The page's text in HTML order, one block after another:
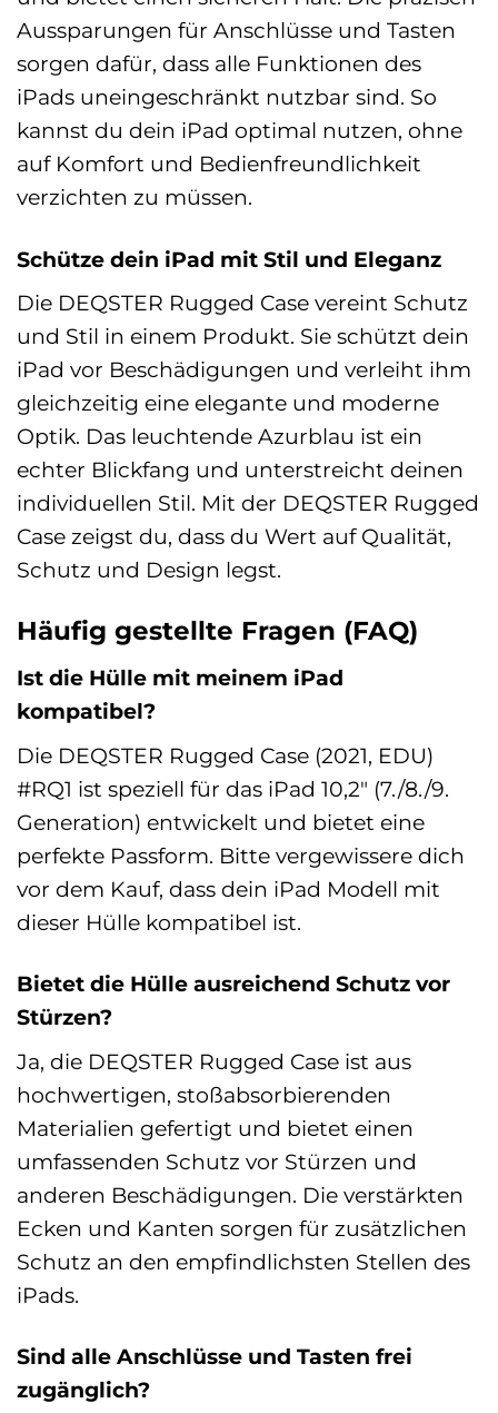
Aussparungen für Anschlüsse und Tasten
sorgen dafür, dass alle Funktionen des
iPads uneingeschränkt nutzbar sind. So
kannst du dein iPad optimal nutzen, ohne
auf Komfort und Bedienfreundlichkeit
verzichten zu müssen.
Schütze dein iPad mit Stil und Eleganz
Die DEQSTER Rugged Case vereint Schutz
und Stil in einem Produkt. Sie schützt dein
iPad vor Beschädigungen und verleiht ihm
gleichzeitig eine elegante und moderne
Optik. Das leuchtende Azurblau ist ein
echter Blickfang und unterstreicht deinen
individuellen Stil. Mit der DEQSTER Rugged
Case zeigst du, dass du Wert auf Qualität,
Schutz und Design legst.
Häufig gestellte Fragen (FAQ)
Ist die Hülle mit meinem iPad
kompatibel?
Die DEQSTER Rugged Case (2021, EDU)
#RQ1 ist speziell für das iPad 10,2″ (7./8./9.
Generation) entwickelt und bietet eine
perfekte Passform. Bitte vergewissere dich
vor dem Kauf, dass dein iPad Modell mit
dieser Hülle kompatibel ist.
Bietet die Hülle ausreichend Schutz vor
Stürzen?
Ja, die DEQSTER Rugged Case ist aus
hochwertigen, stoßabsorbierenden
Materialien gefertigt und bietet einen
umfassenden Schutz vor Stürzen und
anderen Beschädigungen. Die verstärkten
Ecken und Kanten sorgen für zusätzlichen
Schutz an den empfindlichsten Stellen des
iPads.
Sind alle Anschlüsse und Tasten frei
zugänglich?